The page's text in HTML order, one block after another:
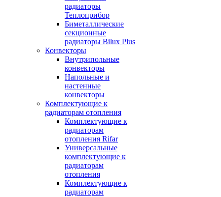
радиаторы
Теплоприбор
Биметаллические
секционные
радиаторы Bilux Plus
Конвекторы
Внутрипольные
конвекторы
Напольные и
настенные
конвекторы
Комплектующие к
радиаторам отопления
Комплектующие к
радиаторам
отопления Rifar
Универсальные
комплектующие к
радиаторам
отопления
Комплектующие к
радиаторам